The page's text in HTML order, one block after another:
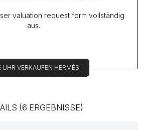
valuation request form vollständig
aus.
UHR VERKAUFEN HERMÈS
(6 ERGEBNISSE)